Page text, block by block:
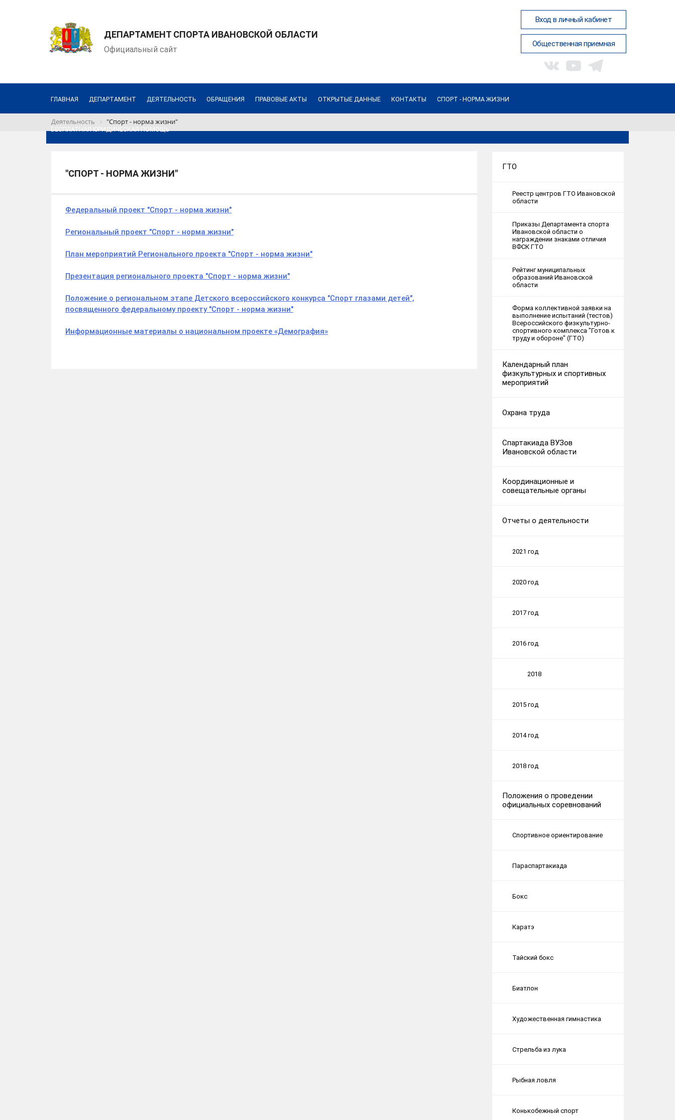
ДЕПАРТАМЕНТ СПОРТА ИВАНОВСКОЙ ОБЛАСТИ
Официальный сайт
Вход в личный кабинет
Общественная приемная
ГЛАВНАЯ ДЕПАРТАМЕНТ ДЕЯТЕЛЬНОСТЬ ОБРАЩЕНИЯ ПРАВОВЫЕ АКТЫ ОТКРЫТЫЕ ДАННЫЕ КОНТАКТЫ СПОРТ - НОРМА ЖИЗНИ
БЕСПЛАТНАЯ ЮРИДИЧЕСКАЯ ПОМОЩЬ
Деятельность "Спорт - норма жизни"
"СПОРТ - НОРМА ЖИЗНИ"
Федеральный проект "Спорт - норма жизни"
Региональный проект "Спорт - норма жизни"
План мероприятий Регионального проекта "Спорт - норма жизни"
Презентация регионального проекта "Спорт - норма жизни"
Положение о региональном этапе Детского всероссийского конкурса "Спорт глазами детей",
посвященного федеральному проекту "Спорт - норма жизни"
Информационные материалы о национальном проекте «Демография»
ГТО
Реестр центров ГТО Ивановской
области
Приказы Департамента спорта
Ивановской области о
награждении знаками отличия
ВФСК ГТО
Рейтинг муниципальных
образований Ивановской
области
Форма коллективной заявки на
выполнение испытаний (тестов)
Всероссийского физкультурно-
спортивного комплекса "Готов к
труду и обороне" (ГТО)
Календарный план
физкультурных и спортивных
мероприятий
Охрана труда
Спартакиада ВУЗов
Ивановской области
Координационные и
совещательные органы
Отчеты о деятельности
2021 год
2020 год
2017 год
2016 год
2018
2015 год
2014 год
2018 год
Положения о проведении
официальных соревнований
Спортивное ориентирование
Параспартакиада
Бокс
Каратэ
Тайский бокс
Биатлон
Художественная гимнастика
Стрельба из лука
Рыбная ловля
Конькобежный спорт